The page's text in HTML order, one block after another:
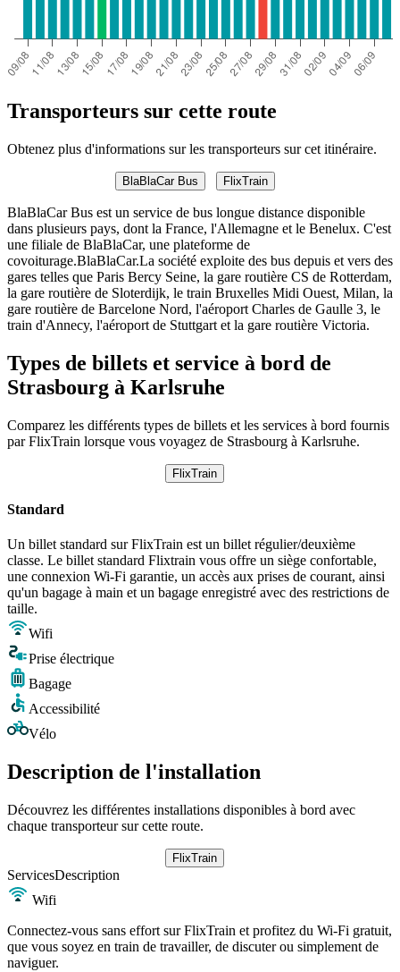
Transporteurs sur cette route
Obtenez plus d'informations sur les transporteurs sur cet itinéraire.
BlaBlaCar Bus FlixTrain
BlaBlaCar Bus est un service de bus longue distance disponible
dans plusieurs pays, dont la France, l'Allemagne et le Benelux. C'est
une filiale de BlaBlaCar, une plateforme de
covoiturage.BlaBlaCar.La société exploite des bus depuis et vers des
gares telles que Paris Bercy Seine, la gare routière CS de Rotterdam,
la gare routière de Sloterdijk, le train Bruxelles Midi Ouest, Milan, la
gare routière de Barcelone Nord, l'aéroport Charles de Gaulle 3, le
train d'Annecy, l'aéroport de Stuttgart et la gare routière Victoria.
Types de billets et service à bord de
Strasbourg à Karlsruhe
Comparez les différents types de billets et les services à bord fournis
par FlixTrain lorsque vous voyagez de Strasbourg à Karlsruhe.
FlixTrain
Standard
Un billet standard sur FlixTrain est un billet régulier/deuxième
classe. Le billet standard Flixtrain vous offre un siège confortable,
une connexion Wi-Fi garantie, un accès aux prises de courant, ainsi
qu'un bagage à main et un bagage enregistré avec des restrictions de
taille.
Wifi
Prise électrique
Bagage
Accessibilité
Vélo
Description de l'installation
Découvrez les différentes installations disponibles à bord avec
chaque transporteur sur cette route.
FlixTrain
ServicesDescription
Wifi
Connectez-vous sans effort sur FlixTrain et profitez du Wi-Fi gratuit,
que vous soyez en train de travailler, de discuter ou simplement de
naviguer.